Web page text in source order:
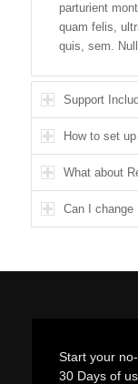
parturient
quam felis,
quis, sem.
Support
How to set
What about
Can I
Start your
30 Days of